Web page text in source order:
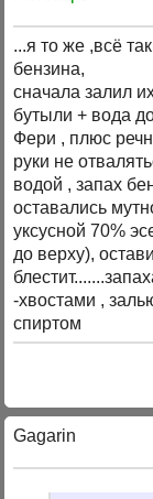
...я то же ,всё
бензина,
сначала залил
бутыли + вода
Фери , плюс
руки не
водой , запах
оставались
уксусной 70%
до верху),
-хвостами ,
спиртом
Gagarin